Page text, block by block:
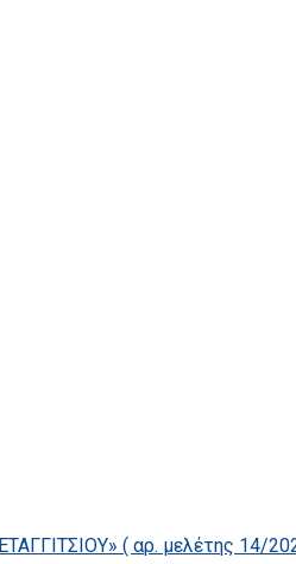
( αρ. μελέτης 14/